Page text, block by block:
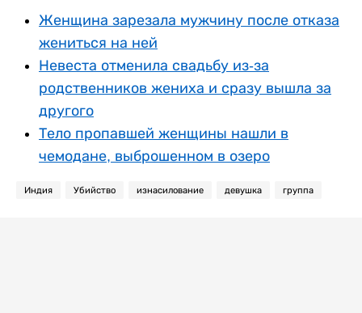
Женщина зарезала мужчину после отказа
жениться на ней
Невеста отменила свадьбу из-за
родственников жениха и сразу вышла за
другого
Тело пропавшей женщины нашли в
чемодане, выброшенном в озеро
Индия Убийство изнасилование девушка группа